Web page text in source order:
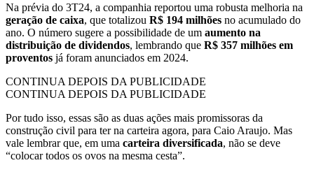
Na prévia do 3T24, a companhia reportou uma robusta melhoria na
geração de caixa, que totalizou R$ 194 milhões no acumulado do
ano. O número sugere a possibilidade de um aumento na
distribuição de dividendos, lembrando que R$ 357 milhões em
proventos já foram anunciados em 2024.
CONTINUA DEPOIS DA PUBLICIDADE
CONTINUA DEPOIS DA PUBLICIDADE
Por tudo isso, essas são as duas ações mais promissoras da
construção civil para ter na carteira agora, para Caio Araujo. Mas
vale lembrar que, em uma carteira diversificada, não se deve
“colocar todos os ovos na mesma cesta”.